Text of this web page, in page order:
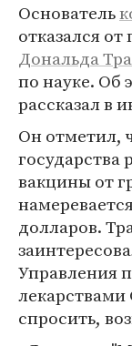
Основатель
отказался
Дональда
по науке. Об
рассказал в
Он отметил,
государства
вакцины от
долларов.
Управления
лекарствами
спросить,